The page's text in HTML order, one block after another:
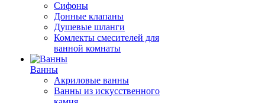
Сифоны
Донные клапаны
Душевые шланги
Комлекты смесителей для
ванной комнаты
Ванны
Акриловые ванны
Ванны из искусственного